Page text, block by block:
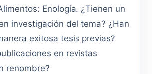
Enología. ¿Tienen un
investigación del tema? ¿Han
exitosa tesis previas?
en revistas
renombre?